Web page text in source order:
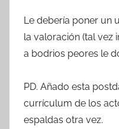
Le debería poner un
la valoración (tal vez
a bodrios peores le
PD. Añado esta
currículum de los
espaldas otra vez.